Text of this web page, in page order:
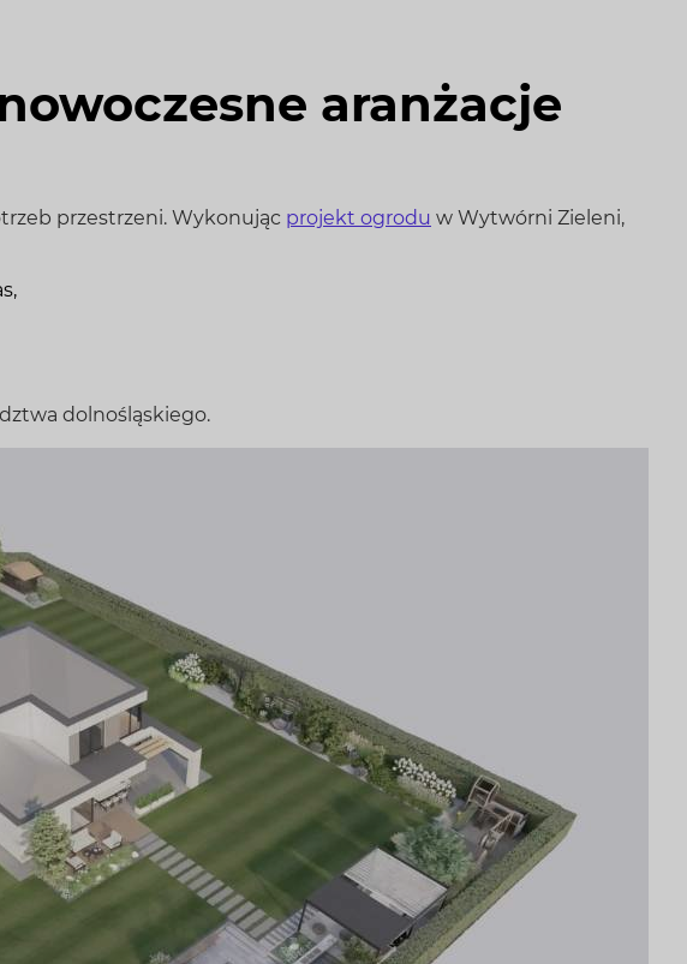
aranżacje
przestrzeni. Wykonując projekt ogrodu w Wytwórni Zieleni,
dolnośląskiego.